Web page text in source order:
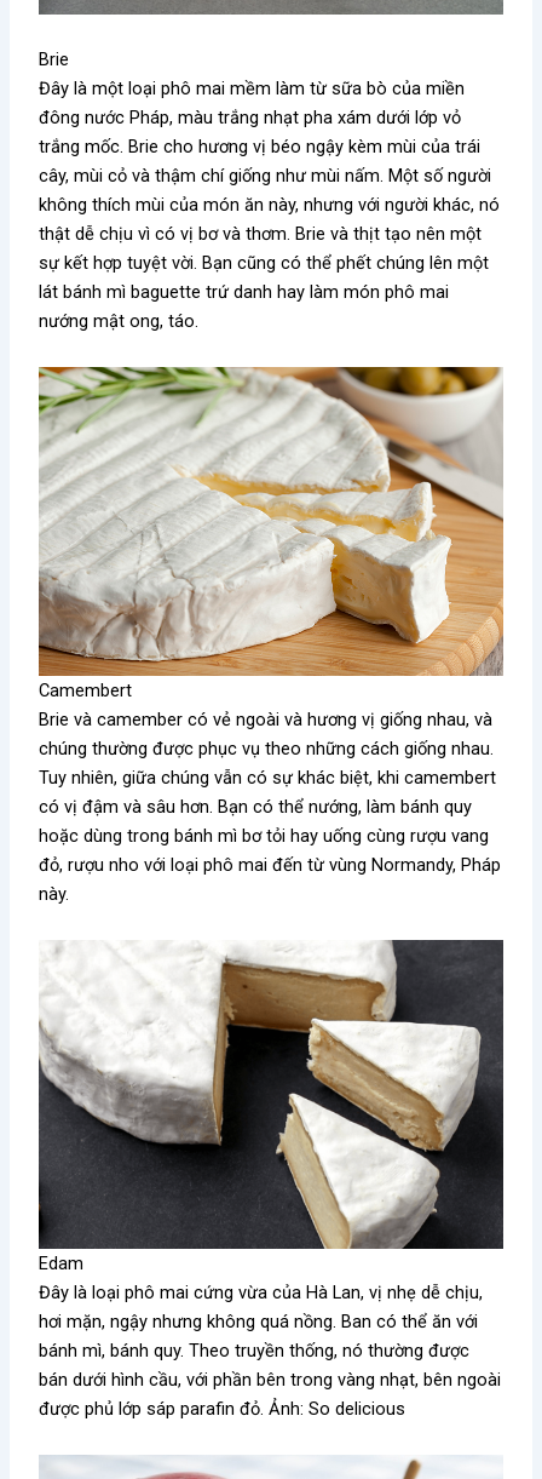
Brie
Đây là một loại phô mai mềm làm từ sữa bò của miền
đông nước Pháp, màu trắng nhạt pha xám dưới lớp vỏ
trắng mốc. Brie cho hương vị béo ngậy kèm mùi của trái
cây, mùi cỏ và thậm chí giống như mùi nấm. Một số người
không thích mùi của món ăn này, nhưng với người khác, nó
thật dễ chịu vì có vị bơ và thơm. Brie và thịt tạo nên một
sự kết hợp tuyệt vời. Bạn cũng có thể phết chúng lên một
lát bánh mì baguette trứ danh hay làm món phô mai
nướng mật ong, táo.
Camembert
Brie và camember có vẻ ngoài và hương vị giống nhau, và
chúng thường được phục vụ theo những cách giống nhau.
Tuy nhiên, giữa chúng vẫn có sự khác biệt, khi camembert
có vị đậm và sâu hơn. Bạn có thể nướng, làm bánh quy
hoặc dùng trong bánh mì bơ tỏi hay uống cùng rượu vang
đỏ, rượu nho với loại phô mai đến từ vùng Normandy, Pháp
này.
Edam
Đây là loại phô mai cứng vừa của Hà Lan, vị nhẹ dễ chịu,
hơi mặn, ngậy nhưng không quá nồng. Ban có thể ăn với
bánh mì, bánh quy. Theo truyền thống, nó thường được
bán dưới hình cầu, với phần bên trong vàng nhạt, bên ngoài
được phủ lớp sáp parafin đỏ. Ảnh: So delicious